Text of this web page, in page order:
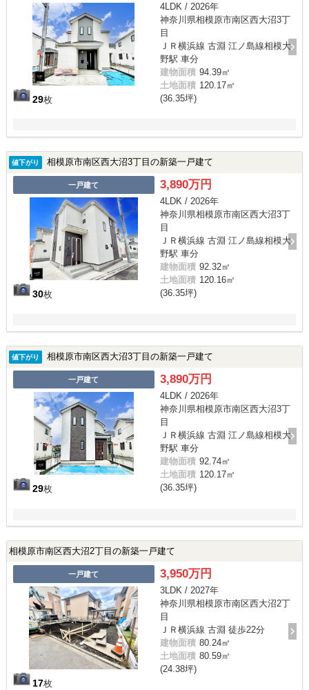
29枚
4LDK / 2026年
神奈川県相模原市南区西大沼3丁
目
ＪＲ横浜線 古淵 江ノ島線相模大
野駅 車分
建物面積 94.39㎡
土地面積 120.17㎡
(36.35坪)
値下がり 相模原市南区西大沼3丁目の新築一戸建て
一戸建て
30枚
3,890万円
4LDK / 2026年
神奈川県相模原市南区西大沼3丁
目
ＪＲ横浜線 古淵 江ノ島線相模大
野駅 車分
建物面積 92.32㎡
土地面積 120.16㎡
(36.35坪)
値下がり 相模原市南区西大沼3丁目の新築一戸建て
一戸建て
29枚
3,890万円
4LDK / 2026年
神奈川県相模原市南区西大沼3丁
目
ＪＲ横浜線 古淵 江ノ島線相模大
野駅 車分
建物面積 92.74㎡
土地面積 120.17㎡
(36.35坪)
相模原市南区西大沼2丁目の新築一戸建て
一戸建て
17枚
3,950万円
3LDK / 2027年
神奈川県相模原市南区西大沼2丁
目
ＪＲ横浜線 古淵 徒歩22分
建物面積 80.24㎡
土地面積 80.59㎡
(24.38坪)